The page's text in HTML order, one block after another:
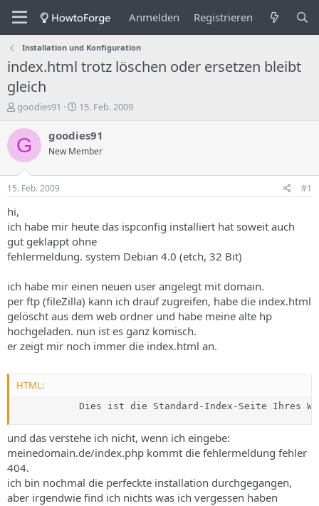
Anmelden Registrieren
Installation und Konfiguration
index.html trotz löschen oder ersetzen bleibt
gleich
E
s
t
e
d
e
s
T
e
m
a
s
goodies91
E
s
e
s
d
a
u
m
15. Feb. 2009
G goodies91
New Member
15. Feb. 2009 #1
hi,
ich habe mir heute das ispconfig installiert hat soweit auch
gut geklappt ohne
fehlermeldung. system Debian 4.0 (etch, 32 Bit)
ich habe mir einen neuen user angelegt mit domain.
per ftp (fileZilla) kann ich drauf zugreifen, habe die index.html
gelöscht aus dem web ordner und habe meine alte hp
hochgeladen. nun ist es ganz komisch.
er zeigt mir noch immer die index.html an.
HTML:
Dies ist die Standard-Index-Seite Ihres
und das verstehe ich nicht, wenn ich eingebe:
meinedomain.de/index.php kommt die fehlermeldung fehler
404.
ich bin nochmal die perfeckte installation durchgegangen,
aber irgendwie find ich nichts was ich vergessen haben